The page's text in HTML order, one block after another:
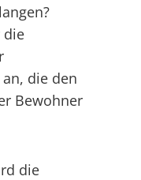
die
die den
Bewohner
die